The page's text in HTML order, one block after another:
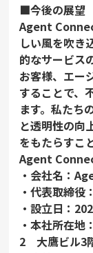
■今後の展望
Agent
しい風を吹き
的なサービス
お客様、エー
することで、
ます。私たち
と透明性の向
をもたらすこ
Agent
・会社名：
・代表取締役
・設立日：
・本社所在
2 大鷹ビル3